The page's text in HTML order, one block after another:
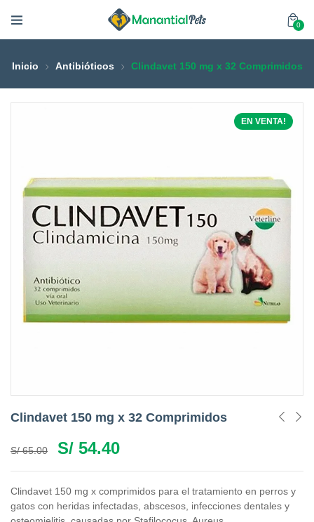
0
Inicio Antibióticos Clindavet 150 mg x 32 Comprimidos
EN VENTA!
Clindavet 150 mg x 32 Comprimidos
S/65.00 S/ 54.40
Clindavet 150 mg x comprimidos para el tratamiento en perros y
gatos con heridas infectadas, abscesos, infecciones dentales y